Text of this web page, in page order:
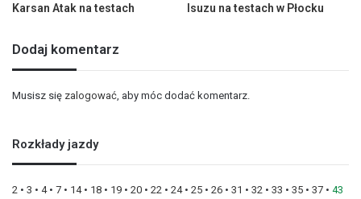
Karsan Atak na testach Isuzu na testach w Płocku
Dodaj komentarz
Musisz się zalogować , aby móc dodać komentarz.
Rozkłady jazdy
2 • 3 • 4• 7 • 14• 18 • 19 • 20 • 22 • 24• 25 • 26 • 31 • 32 • 33 • 35 • 37 • 43